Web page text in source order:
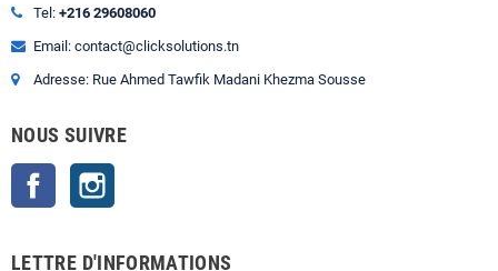
Tel: +216 29608060
Email: contact@clicksolutions.tn
Adresse: Rue Ahmed Tawfik Madani Khezma Sousse
NOUS SUIVRE
Facebook
LETTRE D'INFORMATIONS